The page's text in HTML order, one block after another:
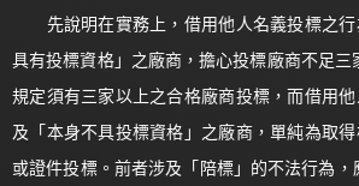
先說明在實務上，借用他人名義投標之行
具有投標資格」之廠商，擔心投標廠商不足
規定須有三家以上之合格廠商投標，而借用
及「本身不具投標資格」之廠商，單純為取
或證件投標。前者涉及「陪標」的不法行為